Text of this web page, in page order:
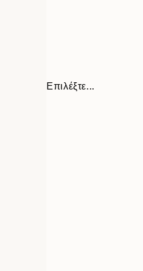
Επιλέξτε...